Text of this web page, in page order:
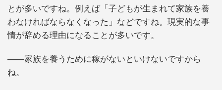
とが多いですね。例えば「子どもが生まれて家族を養
わなければならなくなった」などですね。現実的な事
情が辞める理由になることが多いです。
――家族を養うために稼がないといけないですから
ね。